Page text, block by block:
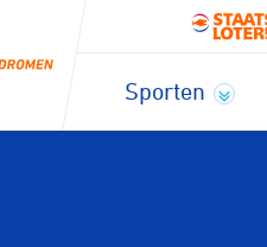
Sporten